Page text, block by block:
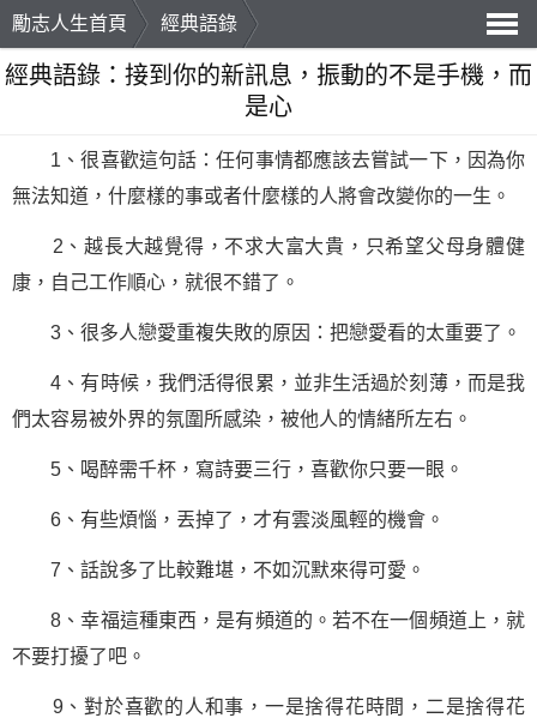
勵志人生首頁
經典語錄
導
經典語錄：接到你的新訊息，振動的不是手機，而
是心
1、很喜歡這句話：任何事情都應該去嘗試一下，因為你
無法知道，什麼樣的事或者什麼樣的人將會改變你的一生。
2、越長大越覺得，不求大富大貴，只希望父母身體健
康，自己工作順心，就很不錯了。
3、很多人戀愛重複失敗的原因：把戀愛看的太重要了。
4、有時候，我們活得很累，並非生活過於刻薄，而是我
們太容易被外界的氛圍所感染，被他人的情緒所左右。
5、喝醉需千杯，寫詩要三行，喜歡你只要一眼。
6、有些煩惱，丟掉了，才有雲淡風輕的機會。
7、話說多了比較難堪，不如沉默來得可愛。
8、幸福這種東西，是有頻道的。若不在一個頻道上，就
不要打擾了吧。
9、對於喜歡的人和事，一是捨得花時間，二是捨得花